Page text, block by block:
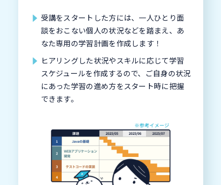
受講をスタートした方には、一人ひとり面
談をおこない個人の状況などを踏まえ、あ
なた専用の学習計画を作成します！
ヒアリングした状況やスキルに応じて学習
スケジュールを作成するので、ご自身の状況
にあった学習の進め方をスタート時に把握
できます。